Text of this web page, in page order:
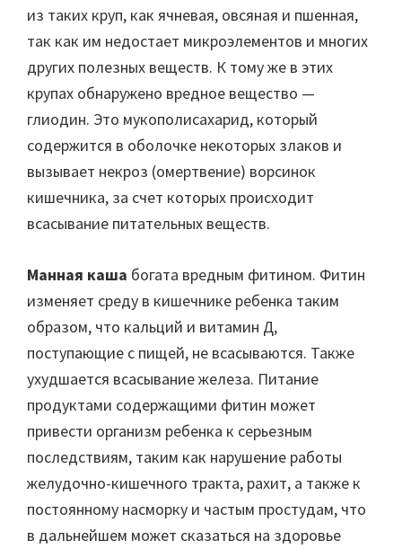
из таких круп, как ячневая, овсяная и пшенная,
так как им недостает микроэлементов и многих
других полезных веществ. К тому же в этих
крупах обнаружено вредное вещество —
глиодин. Это мукополисахарид, который
содержится в оболочке некоторых злаков и
вызывает некроз (омертвение) ворсинок
кишечника, за счет которых происходит
всасывание питательных веществ.
Манная каша богата вредным фитином. Фитин
изменяет среду в кишечнике ребенка таким
образом, что кальций и витамин Д,
поступающие с пищей, не всасываются. Также
ухудшается всасывание железа. Питание
продуктами содержащими фитин может
привести организм ребенка к серьезным
последствиям, таким как нарушение работы
желудочно-кишечного тракта, рахит, а также к
постоянному насморку и частым простудам, что
в дальнейшем может сказаться на здоровье